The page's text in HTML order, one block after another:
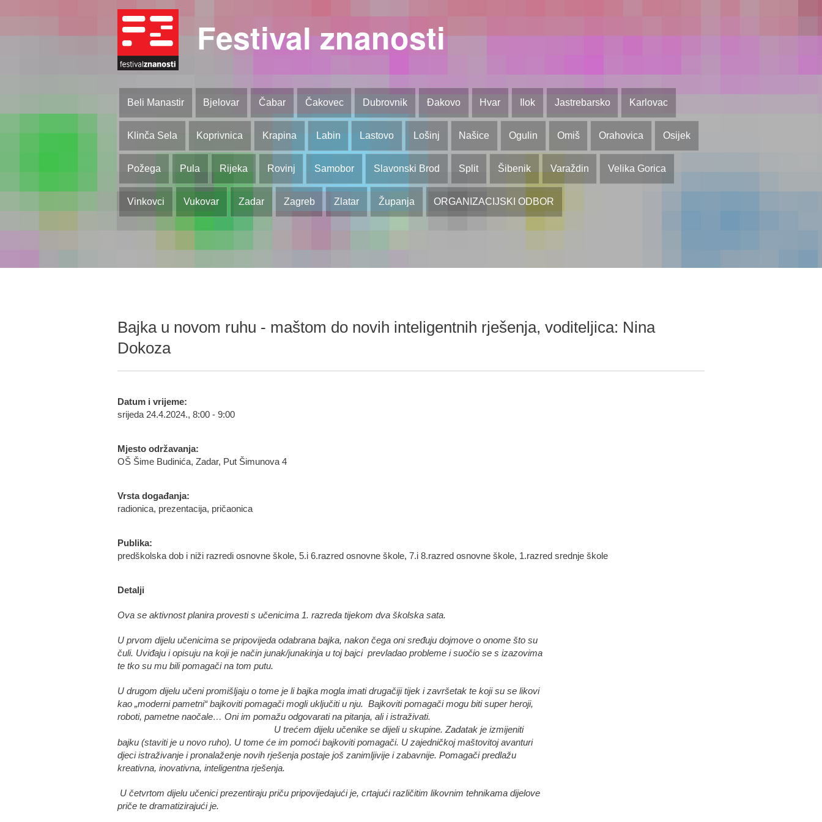
Festival znanosti
Beli Manastir Bjelovar Čabar Čakovec Dubrovnik Đakovo Hvar Ilok Jastrebarsko Karlovac
Klinča Sela Koprivnica Krapina Labin Lastovo Lošinj Našice Ogulin Omiš Orahovica Osijek
Požega Pula Rijeka Rovinj Samobor Slavonski Brod Split Šibenik Varaždin Velika Gorica
Vinkovci Vukovar Zadar Zagreb Zlatar Županja ORGANIZACIJSKI ODBOR
Bajka u novom ruhu - maštom do novih inteligentnih rješenja, voditeljica: Nina
Dokoza
Datum i vrijeme:
srijeda 24.4.2024., 8:00 - 9:00
Mjesto održavanja:
OŠ Šime Budinića, Zadar, Put Šimunova 4
Vrsta događanja:
radionica, prezentacija, pričaonica
Publika:
predškolska dob i niži razredi osnovne škole, 5.i 6.razred osnovne škole, 7.i 8.razred osnovne škole, 1.razred srednje škole
Detalji
Ova se aktivnost planira provesti s učenicima 1. razreda tijekom dva školska sata.
U prvom dijelu učenicima se pripovijeda odabrana bajka, nakon čega oni sređuju dojmove o onome što su
čuli. Uviđaju i opisuju na koji je način junak/junakinja u toj bajci prevladao probleme i suočio se s izazovima
te tko su mu bili pomagači na tom putu.
U drugom dijelu učeni promišljaju o tome je li bajka mogla imati drugačiji tijek i završetak te koji su se likovi
kao „moderni pametni“ bajkoviti pomagači mogli uključiti u nju. Bajkoviti pomagači mogu biti super heroji,
roboti, pametne naočale… Oni im pomažu odgovarati na pitanja, ali i istraživati.
U trećem dijelu učenike se dijeli u skupine. Zadatak je izmijeniti
bajku (staviti je u novo ruho). U tome će im pomoći bajkoviti pomagači. U zajedničkoj maštovitoj avanturi
djeci istraživanje i pronalaženje novih rješenja postaje još zanimljivije i zabavnije. Pomagači predlažu
kreativna, inovativna, inteligentna rješenja.
U četvrtom dijelu učenici prezentiraju priču pripovijedajući je, crtajući različitim likovnim tehnikama dijelove
priče te dramatizirajući je.